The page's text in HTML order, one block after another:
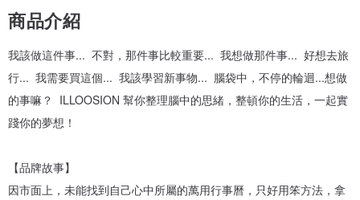
商品介紹
我該做這件事... 不對，那件事比較重要... 我想做那件事... 好想去旅
行... 我需要買這個... 我該學習新事物... 腦袋中，不停的輪迴...想做
的事嘛？ ILLOOSION 幫你整理腦中的思緒，整頓你的生活，一起實
踐你的夢想！
【品牌故事】
因市面上，未能找到自己心中所屬的萬用行事曆，只好用笨方法，拿